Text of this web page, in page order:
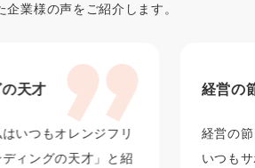
業様の声をご紹介します。
天才
いつもオレンジフリ
ィングの天才」と紹
経営の
経営の
いつも